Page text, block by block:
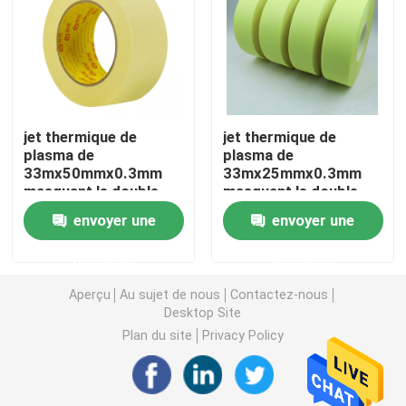
Ruban adhésif de PVC
Petit pain enorme de bande de BOPP
Ruban adhésif de fibre de verre
Petit pain de film de bout droit
Ruban adhésif de Polyimide
Ruban adhésif de mousse
jet thermique de
plasma de
33mx50mmx0.3mm
masquant le double
ruban adhésif latéral
envoyer une
jet thermique de
plasma de
33mx25mmx0.3mm
masquant le double
ruban adhésif latéral
envoyer une
Aperçu Au sujet de nous
Contactez-nous
Desktop Site
Plan du site
Privacy Policy